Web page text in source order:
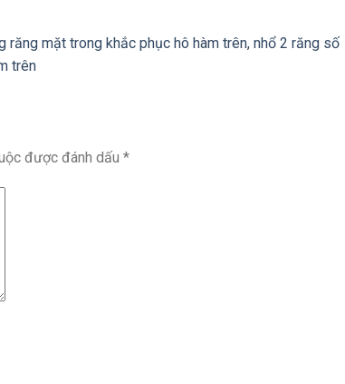
răng mặt trong khắc phục hô hàm trên, nhổ 2 răng số
trên
được đánh dấu *